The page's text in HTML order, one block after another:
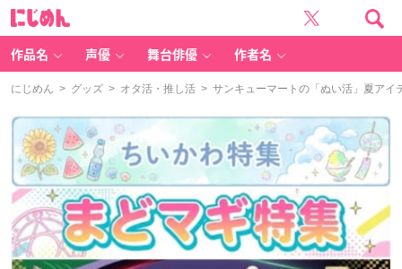
作品名 声優 舞台俳優 作者名
にじめん > グッズ > オタ活・推し活 > サンキューマートの「ぬい活」夏アイ